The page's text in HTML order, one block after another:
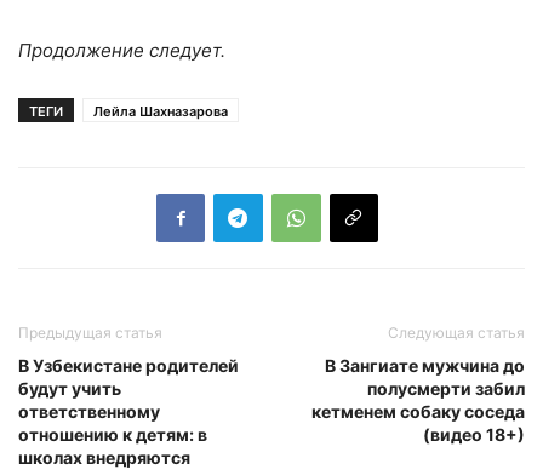
Продолжение следует.
ТЕГИ Лейла Шахназарова
Предыдущая статья
В Узбекистане родителей
будут учить
ответственному
отношению к детям: в
школах внедряются
Следующая статья
В Зангиате мужчина до
полусмерти забил
кетменем собаку соседа
(видео 18+)